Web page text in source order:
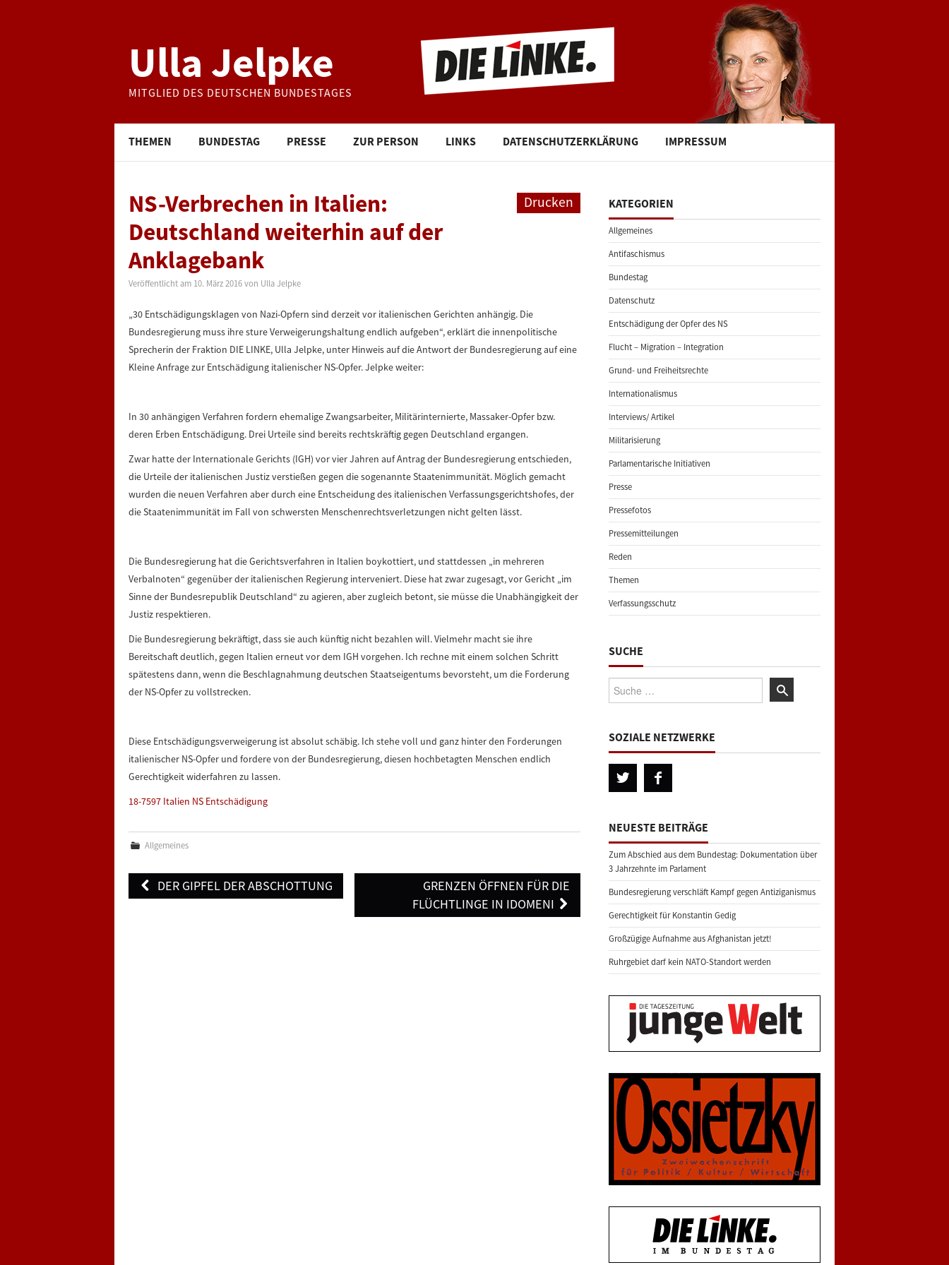
Ulla Jelpke
MITGLIED DES DEUTSCHEN BUNDESTAGES
THEMEN BUNDESTAG PRESSE ZUR PERSON LINKS DATENSCHUTZERKLÄRUNG IMPRESSUM
Drucken
NS-Verbrechen in Italien:
Deutschland weiterhin auf der
Anklagebank
Veröffentlicht am 10. März 2016 von Ulla Jelpke
„30 Entschädigungsklagen von Nazi-Opfern sind derzeit vor italienischen Gerichten anhängig. Die
Bundesregierung muss ihre sture Verweigerungshaltung endlich aufgeben“, erklärt die innenpolitische
Sprecherin der Fraktion DIE LINKE, Ulla Jelpke, unter Hinweis auf die Antwort der Bundesregierung auf eine
Kleine Anfrage zur Entschädigung italienischer NS-Opfer. Jelpke weiter:
In 30 anhängigen Verfahren fordern ehemalige Zwangsarbeiter, Militärinternierte, Massaker-Opfer bzw.
deren Erben Entschädigung. Drei Urteile sind bereits rechtskräftig gegen Deutschland ergangen.
Zwar hatte der Internationale Gerichts (IGH) vor vier Jahren auf Antrag der Bundesregierung entschieden,
die Urteile der italienischen Justiz verstießen gegen die sogenannte Staatenimmunität. Möglich gemacht
wurden die neuen Verfahren aber durch eine Entscheidung des italienischen Verfassungsgerichtshofes, der
die Staatenimmunität im Fall von schwersten Menschenrechtsverletzungen nicht gelten lässt.
Die Bundesregierung hat die Gerichtsverfahren in Italien boykottiert, und stattdessen „in mehreren
Verbalnoten“ gegenüber der italienischen Regierung interveniert. Diese hat zwar zugesagt, vor Gericht „im
Sinne der Bundesrepublik Deutschland“ zu agieren, aber zugleich betont, sie müsse die Unabhängigkeit der
Justiz respektieren.
Die Bundesregierung bekräftigt, dass sie auch künftig nicht bezahlen will. Vielmehr macht sie ihre
Bereitschaft deutlich, gegen Italien erneut vor dem IGH vorgehen. Ich rechne mit einem solchen Schritt
spätestens dann, wenn die Beschlagnahmung deutschen Staatseigentums bevorsteht, um die Forderung
der NS-Opfer zu vollstrecken.
Diese Entschädigungsverweigerung ist absolut schäbig. Ich stehe voll und ganz hinter den Forderungen
italienischer NS-Opfer und fordere von der Bundesregierung, diesen hochbetagten Menschen endlich
Gerechtigkeit widerfahren zu lassen.
18-7597 Italien NS Entschädigung
Allgemeines
Post
navigation
DER GIPFEL DER ABSCHOTTUNG
GRENZEN ÖFFNEN FÜR DIE
FLÜCHTLINGE IN IDOMENI
KATEGORIEN
Allgemeines
Antifaschismus
Bundestag
Datenschutz
Entschädigung der Opfer des NS
Flucht – Migration – Integration
Grund- und Freiheitsrechte
Internationalismus
Interviews/ Artikel
Militarisierung
Parlamentarische Initiativen
Presse
Pressefotos
Pressemitteilungen
Reden
Themen
Verfassungsschutz
SUCHE
Suche:
SOZIALE NETZWERKE
NEUESTE BEITRÄGE
Zum Abschied aus dem Bundestag: Dokumentation über
3 Jahrzehnte im Parlament
Bundesregierung verschläft Kampf gegen Antiziganismus
Gerechtigkeit für Konstantin Gedig
Großzügige Aufnahme aus Afghanistan jetzt!
Ruhrgebiet darf kein NATO-Standort werden